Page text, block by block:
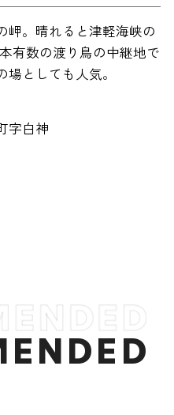
岬。晴れると津軽海峡の
有数の渡り鳥の中継地で
としても人気。
字白神